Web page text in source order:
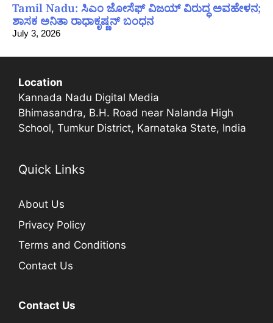
Tamil Nadu: ಸಿಎಂ ಜೋಸೆಫ್ ವಿಜಯ್ ವಿರುದ್ಧ ಅವಹೇಳನ;
ಶಾಸಕ ಅನಿತಾ ರಾಧಾಕೃಷ್ಣನ್ ಬಂಧನ
July 3, 2026
Location
Kannada Nadu Digital Media
Bhimasandra, B.H. Road near Nalanda High
School, Tumkur District, Karnataka State, India
Quick Links
About Us
Privacy Policy
Terms and Conditions
Contact Us
Contact Us